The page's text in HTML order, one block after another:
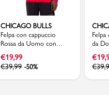
CHICAGO BULLS
Felpa con cappuccio
Rossa da Uomo con
tasche e stampa Chicago
Bulls e Lavine NBA
€19,99
€39,99 -50%
da
€
€